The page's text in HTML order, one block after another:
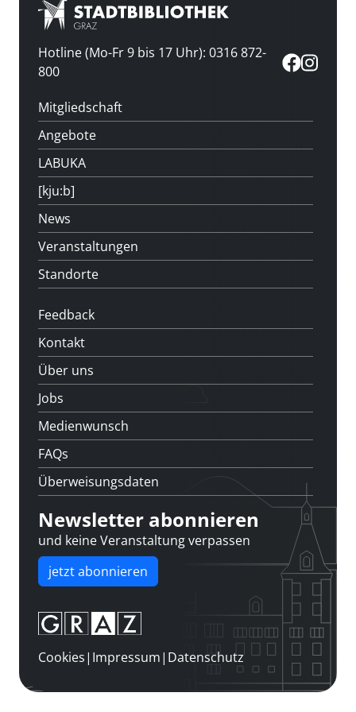
Hotline (Mo-Fr 9 bis 17 Uhr): 0316 872-
800
Mitgliedschaft
Angebote
LABUKA
[kju:b]
News
Veranstaltungen
Standorte
Feedback
Kontakt
Über uns
Jobs
Medienwunsch
FAQs
Überweisungsdaten
Newsletter abonnieren
und keine Veranstaltung verpassen
jetzt abonnieren
Cookies| Impressum| Datenschutz